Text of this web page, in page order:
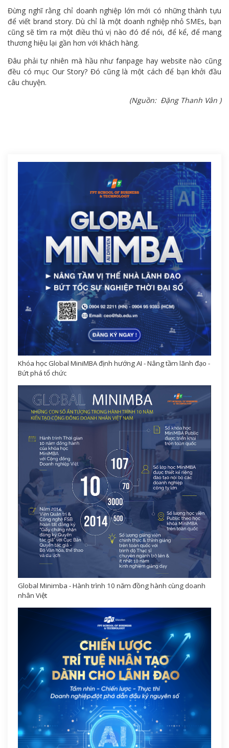
Đừng nghĩ rằng chỉ doanh nghiệp lớn mới có những thành tựu
để viết brand story. Dù chỉ là một doanh nghiệp nhỏ SMEs, bạn
cũng sẽ tìm ra một điều thú vị nào đó để nói, để kể, để mang
thương hiệu lại gần hơn với khách hàng.
Đâu phải tự nhiên mà hầu như fanpage hay website nào cũng
đều có mục Our Story? Đó cũng là một cách để bạn khởi đầu
câu chuyện.
(Nguồn: Đặng Thanh Vân )
Khóa học Global MiniMBA định hướng AI - Nâng tầm lãnh đạo -
Bứt phá tổ chức
Global Minimba - Hành trình 10 năm đồng hành cùng doanh
nhân Việt